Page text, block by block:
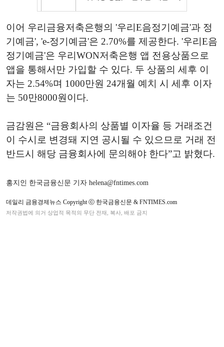
이어 우리금융저축은행의 '우리E음정기예금'과 정
기예금', 'e-정기예금'은 2.70%를 제공한다. '우리E음
정기예금'은 우리WON저축은행 앱 전용상품으로
앱을 통해서만 가입할 수 있다. 두 상품의 세후 이
자는 2.54%며 1000만원 24개월 예치 시 세후 이자
는 50만8000원이다.
금감원은 “금융회사의 상품별 이자율 등 거래조건
이 수시로 변경돼 지연 공시될 수 있으므로 거래 전
반드시 해당 금융회사에 문의해야 한다”고 밝혔다.
홍지인 한국금융신문 기자 helena@fntimes.com
데일리 금융경제뉴스 Copyright ⓒ 한국금융신문 & FNTIMES.com
저작권법에 의거 상업적 목적의 무단 전재, 복사, 배포 금지